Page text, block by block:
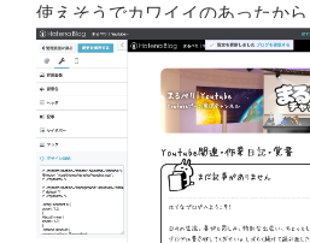
使えそうでカワイイのあったか